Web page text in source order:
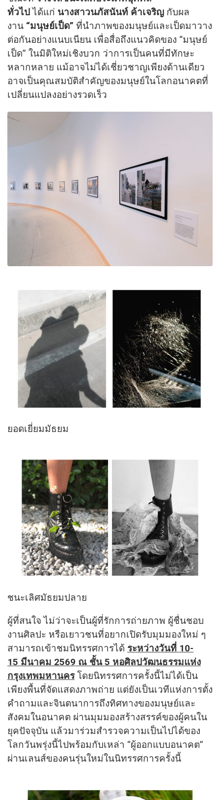
ทั่วไปได้แก่ นางสาวนภัสนันท์ ค้าเจริญ กับผล
งาน “มนุษย์เป็ด” ที่นำภาพของมนุษย์และเป็ดมาวาง
ต่อกันอย่างแนบเนียน เพื่อสื่อถึงแนวคิดของ “มนุษย์
เป็ด” ในมิติใหม่เชิงบวก ว่าการเป็นคนที่มีทักษะ
หลากหลาย แม้อาจไม่ได้เชี่ยวชาญเพียงด้านเดียว
อาจเป็นคุณสมบัติสำคัญของมนุษย์ในโลกอนาคตที่
เปลี่ยนแปลงอย่างรวดเร็ว
ยอดเยี่ยมมัธยม
ชนะเลิศมัธยมปลาย
ผู้ที่สนใจ ไม่ว่าจะเป็นผู้ที่รักการถ่ายภาพ ผู้ชื่นชอบ
งานศิลปะ หรือเยาวชนที่อยากเปิดรับมุมมองใหม่ ๆ
สามารถเข้าชมนิทรรศการได้ ระหว่างวันที่ 10-
15 มีนาคม 2569 ณ ชั้น 5 หอศิลปวัฒนธรรมแห่ง
กรุงเทพมหานครโดยนิทรรศการครั้งนี้ไม่ได้เป็น
เพียงพื้นที่จัดแสดงภาพถ่าย แต่ยังเป็นเวทีแห่งการตั้ง
คำถามและจินตนาการถึงทิศทางของมนุษย์และ
สังคมในอนาคต ผ่านมุมมองสร้างสรรค์ของผู้คนใน
ยุคปัจจุบัน แล้วมาร่วมสำรวจความเป็นไปได้ของ
โลกวันพรุ่งนี้ไปพร้อมกับเหล่า “ผู้ออกแบบอนาคต”
ผ่านเลนส์ของคนรุ่นใหม่ในนิทรรศการครั้งนี้